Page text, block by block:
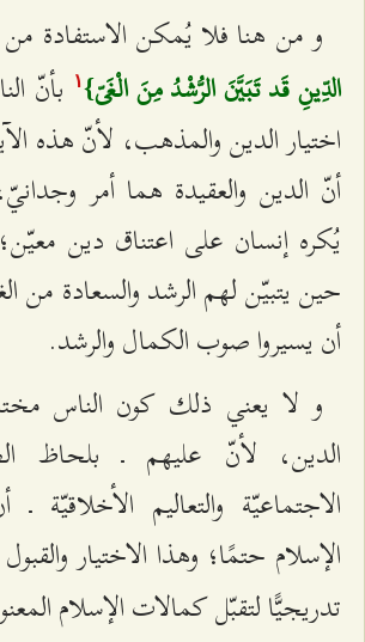
و من هنا فلا يُمكن الاستفادة
الدِّينِ قَد تَبَيَّنَ الرُّشْدُ مِنَ الْغَيّ} ۱
بأنّ
اختيار الدين والمذهب، لأنّ هذه
أنّ الدين والعقيدة هما أمر
يُكره إنسان على اعتناق دين
حين يتبيّن لهم الرشد والسعادة من
أن يسيروا صوب الكمال والرشد.
و لا يعني ذلك كون الناس
الدين، لأنّ عليهم ـ بلحاظ
الاجتماعيّة والتعاليم الأخلاقيّة
الإسلام حتمًا؛ وهذا الاختيار
تدريجيًّا لتقبّل كمالات الإسلام